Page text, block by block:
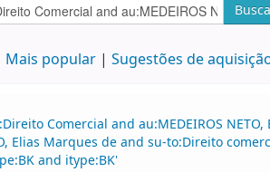
Mais popular Sugestões de
Comercial and au:MEDEIROS
Elias Marques de and su-to:Direito
and itype:BK'